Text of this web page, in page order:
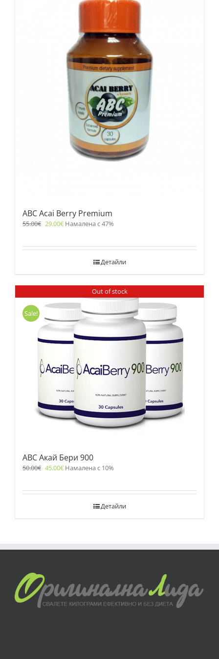
ABC Acai Berry Premium
55.00€ 29.00€ Намалена с 47%
Детайли
Out of stock
Sale!
ABC Акай Бери 900
50.00€ 45.00€ Намалена с 10%
Детайли